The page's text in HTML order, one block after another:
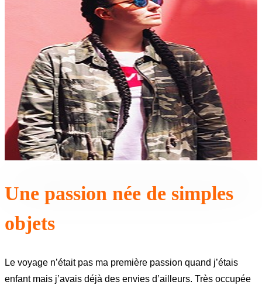
Une passion née de simples
objets
Le voyage n’était pas ma première passion quand j’étais
enfant mais j’avais déjà des envies d’ailleurs. Très occupée